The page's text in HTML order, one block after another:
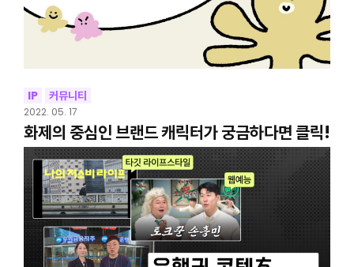
IP 커뮤니티
2022. 05. 17
화제의 중심인 브랜드 캐릭터가 궁금하다면 클릭!